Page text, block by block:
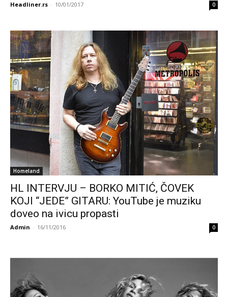
Headliner.rs - 10/01/2017 0
Homeland
HL INTERVJU – BORKO MITIĆ, ČOVEK
KOJI “JEDE” GITARU: YouTube je muziku
doveo na ivicu propasti
Admin - 16/11/2016 0